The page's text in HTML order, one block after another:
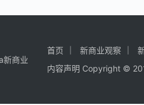
首页 新商业观察
内容声明 Copyright ©